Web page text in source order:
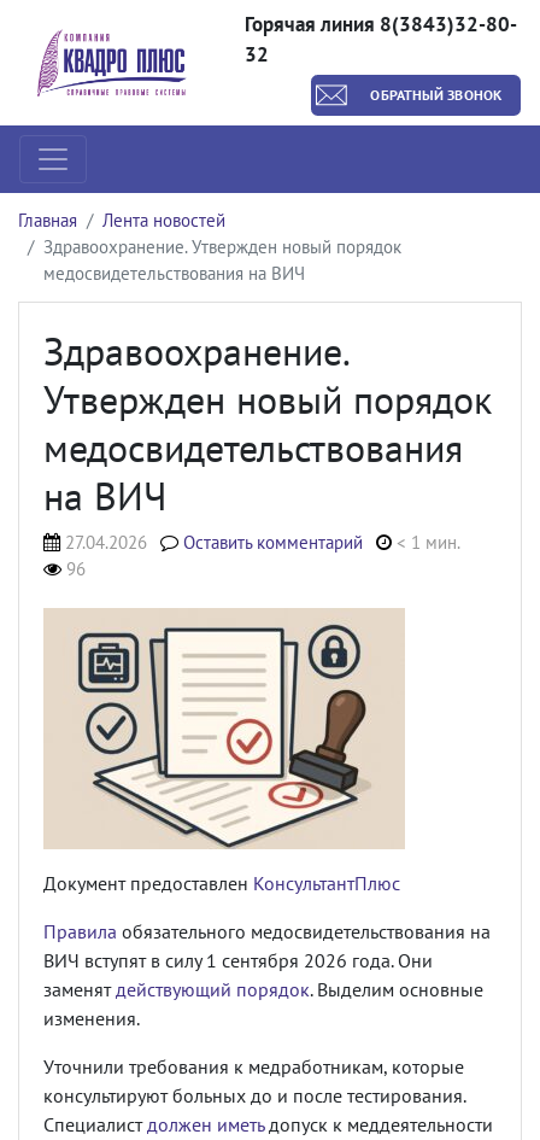
Горячая линия 8(3843)32-80-
32
ОБРАТНЫЙ ЗВОНОК
Главная
Лента новостей
Здравоохранение. Утвержден новый порядок
медосвидетельствования на ВИЧ
Здравоохранение.
Утвержден новый порядок
медосвидетельствования
на ВИЧ
27.04.2026 Оставить комментарий
< 1 мин.
96
Документ предоставлен КонсультантПлюс
Правила обязательного медосвидетельствования на
ВИЧ вступят в силу 1 сентября 2026 года. Они
заменятдействующий порядок. Выделим основные
изменения.
Уточнили требования к медработникам, которые
консультируют больных до и после тестирования.
Специалистдолжен иметьдопуск к меддеятельности